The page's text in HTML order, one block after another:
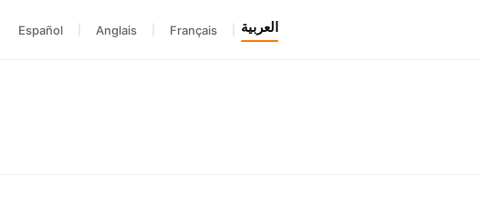
العربية Français
Anglais
Español